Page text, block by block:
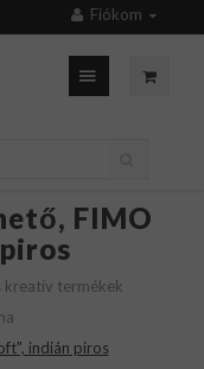
Fiókom
FIMO
kreatív termékek
indián piros